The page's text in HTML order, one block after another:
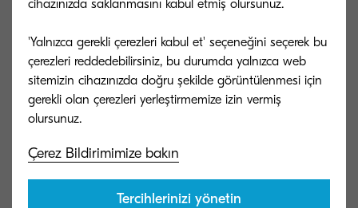
Kyocera Document Solutions Global
Bize ulaşın
cihazınızda saklanmasını kabul etmiş olursunuz.
'Yalnızca gerekli çerezleri kabul et' seçeneğini seçerek bu
çerezleri reddedebilirsiniz, bu durumda yalnızca web
sitemizin cihazınızda doğru şekilde görüntülenmesi için
gerekli olan çerezleri yerleştirmemize izin vermiş
Çerez Bildirimimize bakın
Tercihlerinizi yönetin